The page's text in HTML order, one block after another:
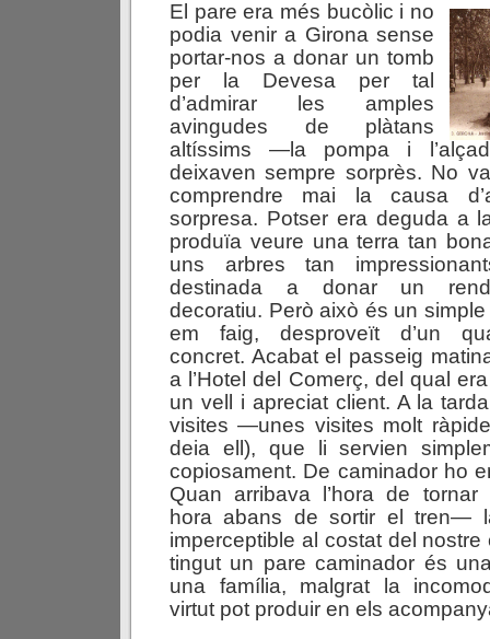
El pare era més bucòlic i no
podia venir a Girona sense
portar-nos a donar un tomb
per la Devesa per tal
d’admirar les amples
avingudes de plàtans
altíssims —la pompa i
deixaven sempre sorprès. No
comprendre mai la causa
sorpresa. Potser era deguda a
produïa veure una terra tan
uns arbres tan
destinada a donar un
decoratiu. Però això és un
em faig, desproveït d’un
concret. Acabat el passeig
a l’Hotel del Comerç, del qual
un vell i apreciat client. A la
visites —unes visites molt
deia ell), que li servien
copiosament. De caminador ho
Quan arribava l’hora de
hora abans de sortir el tren—
imperceptible al costat del
tingut un pare caminador és
una família, malgrat la
virtut pot produir en els